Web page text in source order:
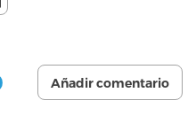
Añadir comentario